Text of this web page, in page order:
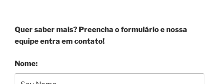
Quer saber mais? Preencha o formulário e nossa
equipe entra em contato!
Nome: